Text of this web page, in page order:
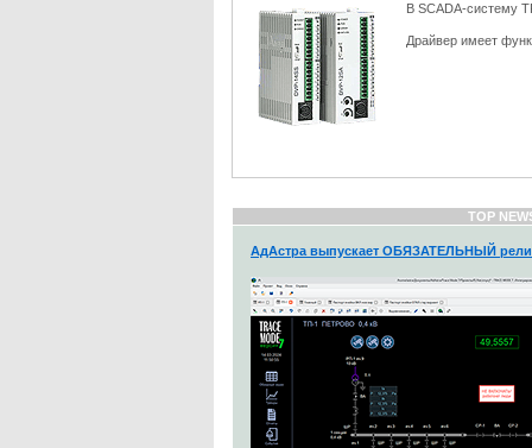
В SCADA-систему
Драйвер имеет
TOP
АдАстра выпускает ОБЯЗАТЕЛЬНЫЙ релиз